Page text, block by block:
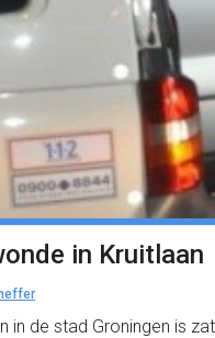
in Kruitlaan
in de stad Groningen is